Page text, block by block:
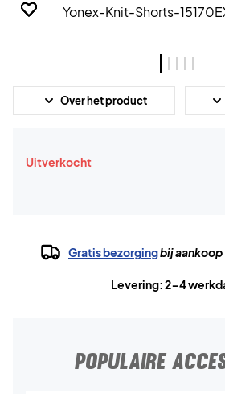
Over het product
Uitverkocht
Gratis bezorgingbij aankoop
Levering: 2-4
POPULAIRE